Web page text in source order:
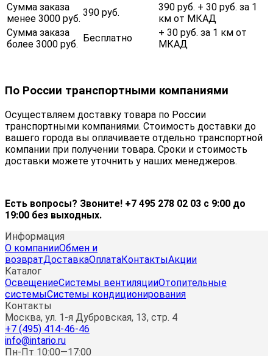
Сумма заказа
менее 3000 руб.
390 руб.
390 руб. + 30 руб. за 1
км от МКАД
Сумма заказа
более 3000 руб.
Бесплатно
+ 30 руб. за 1 км от
МКАД
По России транспортными компаниями
Осуществляем доставку товара по России
транспортными компаниями. Стоимость доставки до
вашего города вы оплачиваете отдельно транспортной
компании при получении товара. Сроки и стоимость
доставки можете уточнить у наших менеджеров.
Есть вопросы? Звоните! +7 495 278 02 03 с 9:00 до
19:00 без выходных.
Информация
О компанииОбмен и
возвратДоставкаОплатаКонтактыАкции
Каталог
ОсвещениеСистемы вентиляцииОтопительные
системыСистемы кондиционирования
Контакты
Москва, ул. 1-я Дубровская, 13, стр. 4
+7 (495) 414-46-46
info@intario.ru
Пн-Пт 10:00—17:00